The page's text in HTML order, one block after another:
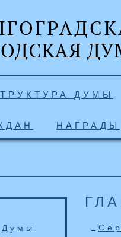
ДУМЫ
НАГРАДЫ
Думы